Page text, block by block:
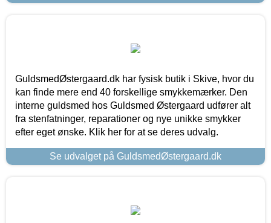
GuldsmedØstergaard.dk har fysisk butik i Skive, hvor du
kan finde mere end 40 forskellige smykkemærker. Den
interne guldsmed hos Guldsmed Østergaard udfører alt
fra stenfatninger, reparationer og nye unikke smykker
efter eget ønske. Klik her for at se deres udvalg.
Se udvalget på GuldsmedØstergaard.dk